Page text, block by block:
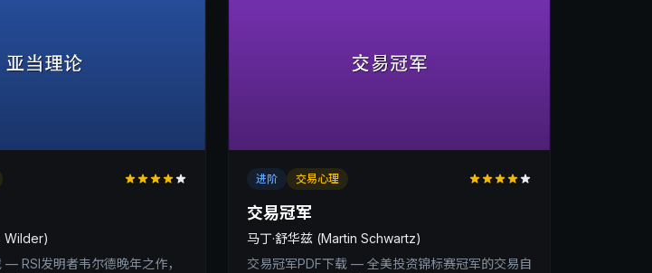
Wilder)
— RSI发明者韦尔德晚年之作，
进阶 交易心理
交易冠军
马丁·舒华兹 (Martin Schwartz)
交易冠军PDF下载 — 全美投资锦标赛冠军的交易自